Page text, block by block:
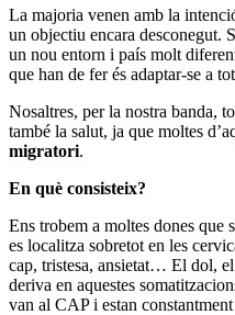
La majoria venen amb la
un objectiu encara desconegut.
un nou entorn i país molt
que han de fer és adaptar-se a
Nosaltres, per la nostra banda,
també la salut, ja que moltes
migratori.
En què consisteix?
Ens trobem a moltes dones que
es localitza sobretot en les
cap, tristesa, ansietat… El dol,
deriva en aquestes
van al CAP i estan